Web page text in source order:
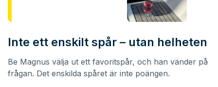
Inte ett enskilt spår – utan helheten
Be Magnus välja ut ett favoritspår, och han vänder på
frågan. Det enskilda spåret är inte poängen.